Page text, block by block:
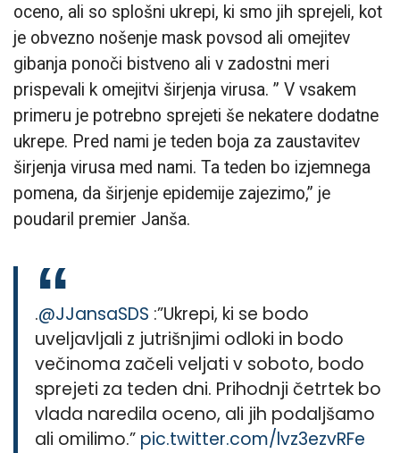
oceno, ali so splošni ukrepi, ki smo jih sprejeli, kot
je obvezno nošenje mask povsod ali omejitev
gibanja ponoči bistveno ali v zadostni meri
prispevali k omejitvi širjenja virusa. ” V vsakem
primeru je potrebno sprejeti še nekatere dodatne
ukrepe. Pred nami je teden boja za zaustavitev
širjenja virusa med nami. Ta teden bo izjemnega
pomena, da širjenje epidemije zajezimo,” je
poudaril premier Janša.
.@JJansaSDS :”Ukrepi, ki se bodo
uveljavljali z jutrišnjimi odloki in bodo
večinoma začeli veljati v soboto, bodo
sprejeti za teden dni. Prihodnji četrtek bo
vlada naredila oceno, ali jih podaljšamo
ali omilimo.” pic.twitter.com/lvz3ezvRFe